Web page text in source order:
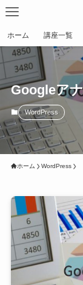
ホーム 講座一覧
Googleア
WordPress
ホーム WordPress